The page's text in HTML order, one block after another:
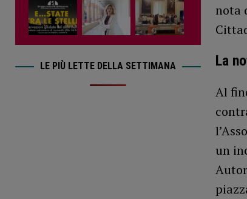
nota
La
Al
un
LE PIÙ LETTE DELLA SETTIMANA